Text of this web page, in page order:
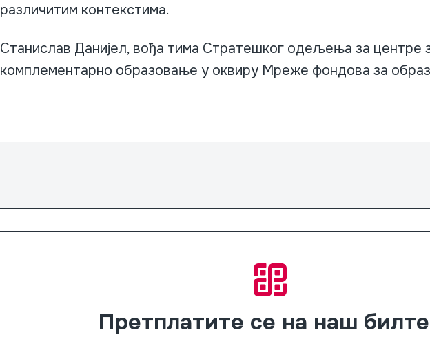
различитим контекстима.
Станислав Данијел, вођа тима Стратешког одељења за центре
комплементарно образовање у оквиру Мреже фондова за
Претплатите се на наш